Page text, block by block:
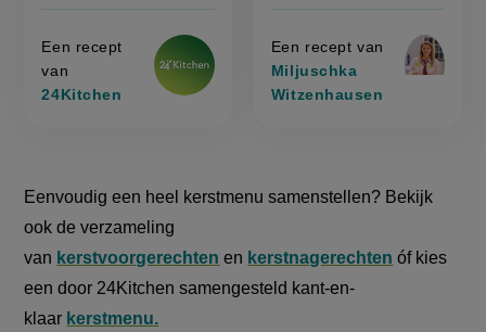
met
Een recept
van
24Kitchen
Een recept van
Miljuschka
Witzenhausen
Eenvoudig een heel kerstmenu samenstellen? Bekijk
ook de verzameling
van kerstvoorgerechten en kerstnagerechten óf kies
een door 24Kitchen samengesteld kant-en-
klaar kerstmenu.